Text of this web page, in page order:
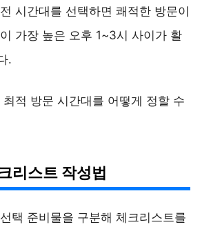
시간대를 선택하면 쾌적한 방문이
가장 높은 오후 1~3시 사이가 활
.
적 방문 시간대를 어떻게 정할 수
리스트 작성법
택 준비물을 구분해 체크리스트를